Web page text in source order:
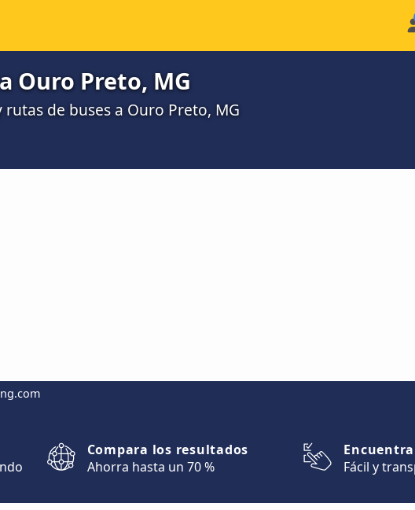
Ouro Preto, MG
de buses a Ouro Preto, MG
Compara los resultados
Ahorra hasta un 70 %
Fácil y